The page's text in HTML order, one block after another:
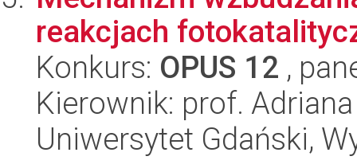
reakcjach
Konkurs: OPUS 12 ,
Kierownik: prof.
Uniwersytet Gdański,